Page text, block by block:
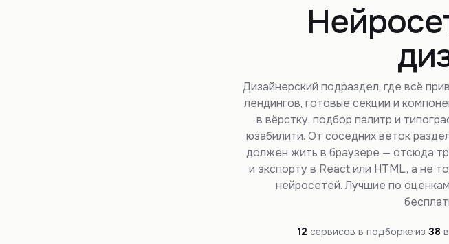
Дизайнерский подраздел, где всё
лендингов, готовые секции и
в вёрстку, подбор палитр и
юзабилити. От соседних веток
должен жить в браузере — отсюда
и экспорту в React или HTML, а не
нейросетей. Лучшие по
12 сервисов в подборке·из 38